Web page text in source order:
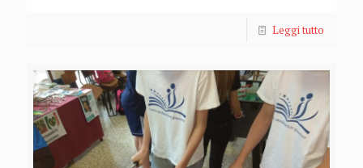
Leggi tutto